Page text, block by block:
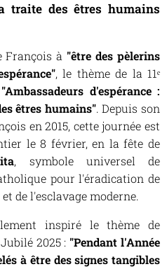
traite des êtres humains
François à "être des pèlerins
, le thème de la 11ᵉ
"Ambassadeurs d'espérance :
êtres humains". Depuis son
en 2015, cette journée est
le 8 février, en la fête de
, symbole universel de
pour l'éradication de
de l'esclavage moderne.
inspiré le thème de
2025 : "Pendant l'Année
à être des signes tangibles